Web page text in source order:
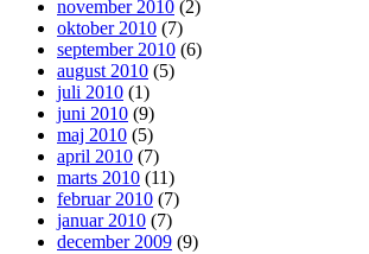
november 2010 (2)
oktober 2010 (7)
september 2010 (6)
august 2010 (5)
juli 2010 (1)
juni 2010 (9)
maj 2010 (5)
april 2010 (7)
marts 2010 (11)
februar 2010 (7)
januar 2010 (7)
december 2009 (9)